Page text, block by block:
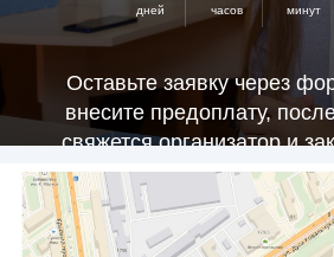
дней часов минут
Оставьте заявку через
внесите предоплату,
свяжется организатор и
договор.
РЕГИСТРАЦИЯ НА